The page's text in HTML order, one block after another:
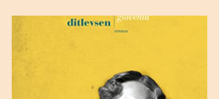
ROMANZO PAGINE: 348 PREZZO: 19.00/EBOOK 10.99 Link
impiegato nella biblioteca universitaria di fronte a casa. Sua
madre, Margaret, una poetessa di origini cinesi, li ha abbandonati
quando lui aveva solo nove anni in circostanze misteriose, dopo